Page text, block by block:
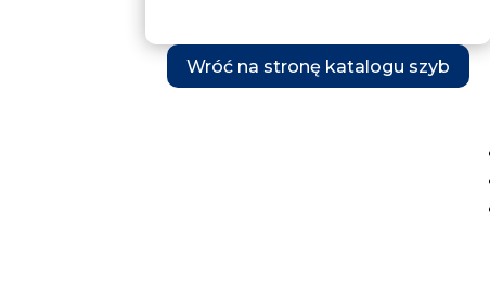
Wróć na stronę katalogu szyb